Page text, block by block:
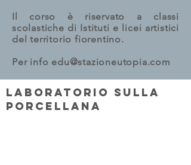
Il corso è riservato a classi
scolastiche di Istituti e licei artistici
del territorio fiorentino.
Per info edu@stazioneutopia.com
Laboratorio sulla
porcellana